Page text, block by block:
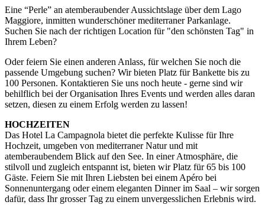
Eine “Perle” an atemberaubender Aussichtslage über dem Lago
Maggiore, inmitten wunderschöner mediterraner Parkanlage.
Suchen Sie nach der richtigen Location für "den schönsten Tag" in
Ihrem Leben?
Oder feiern Sie einen anderen Anlass, für welchen Sie noch die
passende Umgebung suchen? Wir bieten Platz für Bankette bis zu
100 Personen. Kontaktieren Sie uns noch heute - gerne sind wir
behilflich bei der Organisation Ihres Events und werden alles daran
setzen, diesen zu einem Erfolg werden zu lassen!
HOCHZEITEN
Das Hotel La Campagnola bietet die perfekte Kulisse für Ihre
Hochzeit, umgeben von mediterraner Natur und mit
atemberaubendem Blick auf den See. In einer Atmosphäre, die
stilvoll und zugleich entspannt ist, bieten wir Platz für 65 bis 100
Gäste. Feiern Sie mit Ihren Liebsten bei einem Apéro bei
Sonnenuntergang oder einem eleganten Dinner im Saal – wir sorgen
dafür, dass Ihr grosser Tag zu einem unvergesslichen Erlebnis wird.